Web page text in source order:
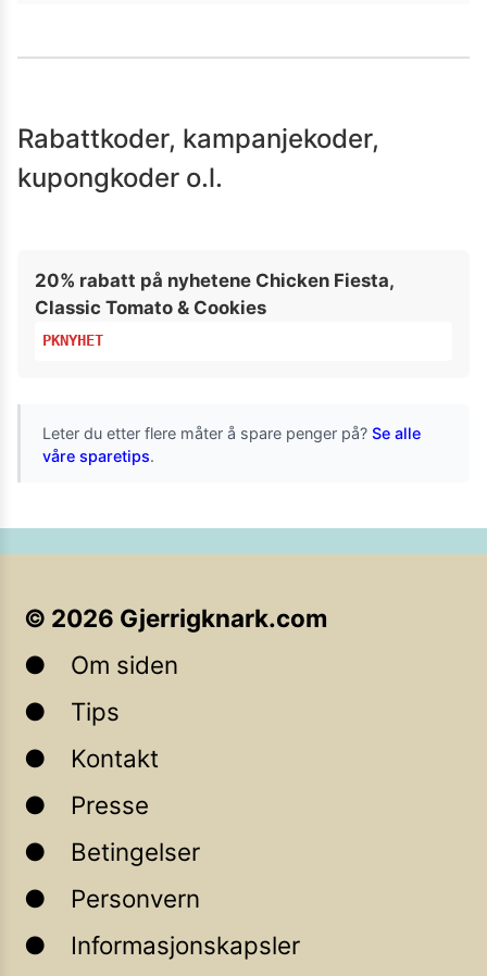
Rabattkoder, kampanjekoder,
kupongkoder o.l.
20% rabatt på nyhetene Chicken Fiesta,
Classic Tomato & Cookies
PKNYHET
Leter du etter flere måter å spare penger på? Se alle
våre sparetips.
© 2026 Gjerrigknark.com
Om siden
Tips
Kontakt
Presse
Betingelser
Personvern
Informasjonskapsler